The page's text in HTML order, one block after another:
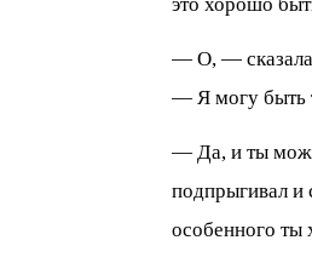
— О, — сказала
— Я могу быть
— Да, и ты
подпрыгивал
особенного ты